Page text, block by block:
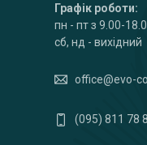
Графік роботи:
пн - пт з 9.00-
сб, нд - вихідний
office@evo-
(095) 811 78